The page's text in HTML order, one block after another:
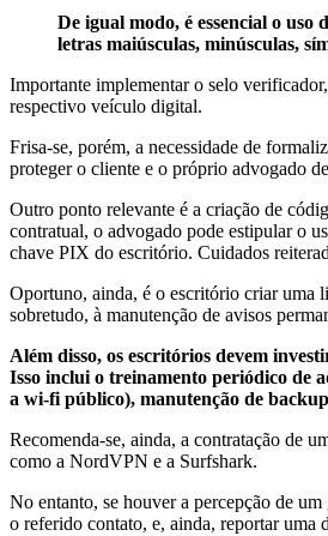
De igual modo, é essencial o uso
letras maiúsculas, minúsculas,
Importante implementar o selo
respectivo veículo digital.
Frisa-se, porém, a necessidade de
proteger o cliente e o próprio advogado
Outro ponto relevante é a criação de
contratual, o advogado pode estipular o
chave PIX do escritório. Cuidados
Oportuno, ainda, é o escritório criar uma
sobretudo, à manutenção de avisos
Além disso, os escritórios devem
Isso inclui o treinamento periódico de
a wi-fi público), manutenção de
Recomenda-se, ainda, a contratação de
como a NordVPN e a Surfshark.
No entanto, se houver a percepção de
o referido contato, e, ainda, reportar uma